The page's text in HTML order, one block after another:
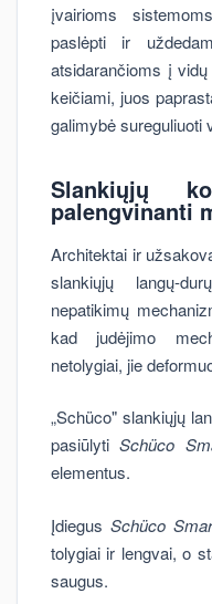
įvairioms
paslėpti ir
atsidarančioms į
keičiami, juos
galimybė sureguliuoti
Slankiųjų
palengvinanti
Architektai ir
slankiųjų langų-
nepatikimų
kad judėjimo
netolygiai, jie
„Schüco" slankiųjų
pasiūlytiSchüco
elementus.
Įdiegus Schüco
tolygiai ir lengvai, o
saugus.